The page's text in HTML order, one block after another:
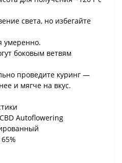
света, но избегайте
умеренно.
боковым ветвям
проведите куринг —
и мягче на вкус.
Autoflowering